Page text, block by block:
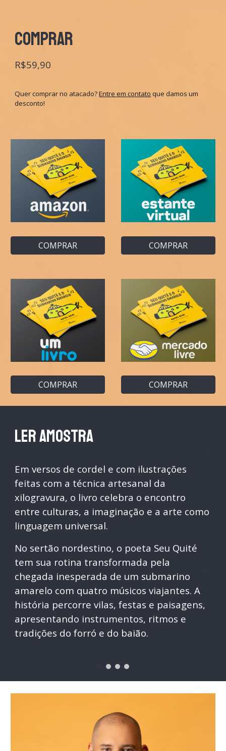
COMPRAR
R$59,90
Quer comprar no atacado?Entre em contato que damos um
desconto!
COMPRAR COMPRAR
COMPRAR COMPRAR
LER AMOSTRA
Em versos de cordel e com ilustrações
feitas com a técnica artesanal da
xilogravura, o livro celebra o encontro
entre culturas, a imaginação e a arte como
linguagem universal.
No sertão nordestino, o poeta Seu Quité
tem sua rotina transformada pela
chegada inesperada de um submarino
amarelo com quatro músicos viajantes. A
história percorre vilas, festas e paisagens,
apresentando instrumentos, ritmos e
tradições do forró e do baião.